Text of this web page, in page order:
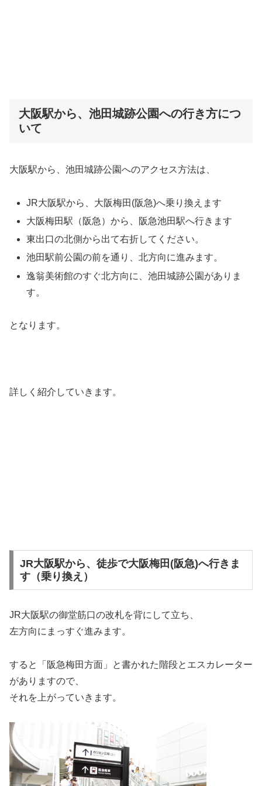
大阪駅から、池田城跡公園への行き方につ
いて
大阪駅から、池田城跡公園へのアクセス方法は、
JR大阪駅から、大阪梅田(阪急)へ乗り換えます
大阪梅田駅（阪急）から、阪急池田駅へ行きます
東出口の北側から出て右折してください。
池田駅前公園の前を通り、北方向に進みます。
逸翁美術館のすぐ北方向に、池田城跡公園がありま
す。
となります。
詳しく紹介していきます。
JR大阪駅から、徒歩で大阪梅田(阪急)へ行きま
す（乗り換え）
JR大阪駅の御堂筋口の改札を背にして立ち、
左方向にまっすぐ進みます。
すると「阪急梅田方面」と書かれた階段とエスカレーター
がありますので、
それを上がっていきます。